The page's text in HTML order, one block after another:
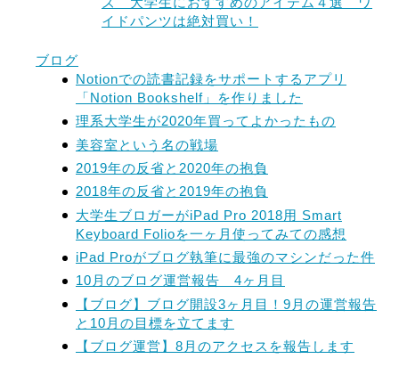
イドパンツは絶対買い！
ブログ
Notionでの読書記録をサポートするアプリ
「Notion Bookshelf」を作りました
理系大学生が2020年買ってよかったもの
美容室という名の戦場
2019年の反省と2020年の抱負
2018年の反省と2019年の抱負
大学生ブロガーがiPad Pro 2018用 Smart
Keyboard Folioを一ヶ月使ってみての感想
iPad Proがブログ執筆に最強のマシンだった件
10月のブログ運営報告 4ヶ月目
【ブログ】ブログ開設3ヶ月目！9月の運営報告
と10月の目標を立てます
【ブログ運営】8月のアクセスを報告します